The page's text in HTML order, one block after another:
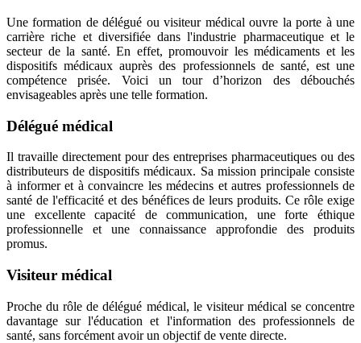
Une formation de délégué ou visiteur médical ouvre la porte à une
carrière riche et diversifiée dans l'industrie pharmaceutique et le
secteur de la santé. En effet, promouvoir les médicaments et les
dispositifs médicaux auprès des professionnels de santé, est une
compétence prisée. Voici un tour d’horizon des débouchés
envisageables après une telle formation.
Délégué médical
Il travaille directement pour des entreprises pharmaceutiques ou des
distributeurs de dispositifs médicaux. Sa mission principale consiste
à informer et à convaincre les médecins et autres professionnels de
santé de l'efficacité et des bénéfices de leurs produits. Ce rôle exige
une excellente capacité de communication, une forte éthique
professionnelle et une connaissance approfondie des produits
promus.
Visiteur médical
Proche du rôle de délégué médical, le visiteur médical se concentre
davantage sur l'éducation et l'information des professionnels de
santé, sans forcément avoir un objectif de vente directe.